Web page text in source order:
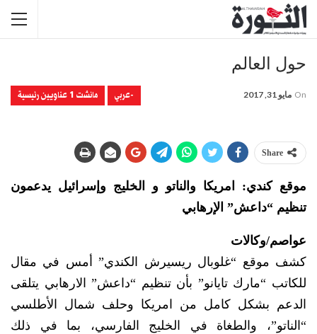
حول العالم
-عربي مانشت 1 عناويين رئيسية On مايو 31, 2017
Share
موقع كندي: امريكا والناتو و الخليج وإسرائيل يدعمون
تنظيم “داعش” الإرهابي
عواصم/وكالات
كشف موقع “غلوبال ريسيرش الكندي” أمس في مقال
للكاتب “مارك تايانو” بأن تنظيم “داعش” الارهابي يتلقى
الدعم بشكل كامل من امريكا وحلف شمال الأطلسي
“الناتو”، والطغاة في الخليج الفارسي، بما في ذلك